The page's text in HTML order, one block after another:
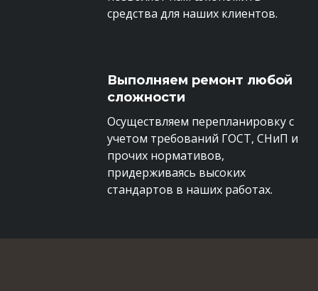
средства для наших клиентов.
Выполняем ремонт любой
сложности
Осуществляем перепланировку с
учетом требований ГОСТ, СНиП и
прочих нормативов,
придерживаясь высоких
стандартов в наших работах.